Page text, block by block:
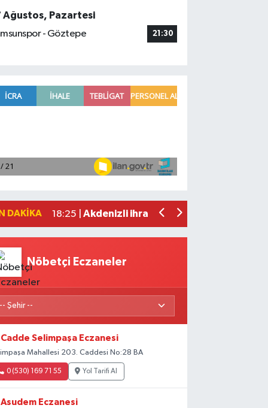
Ağustos, Pazartesi
- Göztepe
21:30
DAKIKA
Mersin'de bir kişi evinde ölü bulundu
18:25 | Akdenizli ihracatçılar temmuzda 92,6
Nöbetçi Eczaneler
Cadde Selimpaşa Eczanesi
Mahallesi 203. Caddesi No:28 BA
0 (530) 169 71 55 Yol Tarifi Al
Asudem Eczanesi